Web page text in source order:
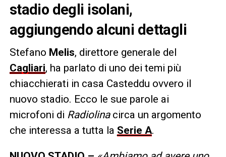
stadio degli isolani,
aggiungendo alcuni dettagli
Stefano Melis, direttore generale del
Cagliari, ha parlato di uno dei temi più
chiacchierati in casa Casteddu ovvero il
nuovo stadio. Ecco le sue parole ai
microfoni di Radiolinacirca un argomento
che interessa a tutta la Serie A.